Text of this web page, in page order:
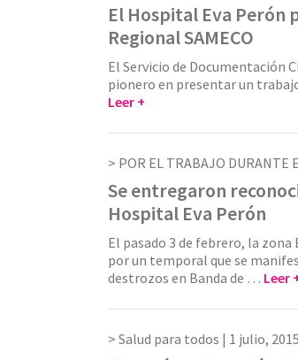
El Hospital Eva Perón
Regional SAMECO
El Servicio de Documentación
pionero en presentar un
Leer +
POR EL TRABAJO DURANTE
Se entregaron
Hospital Eva Perón
El pasado 3 de febrero, la
por un temporal que se
destrozos en Banda de … Leer
Salud para todos | 1 julio, 2015